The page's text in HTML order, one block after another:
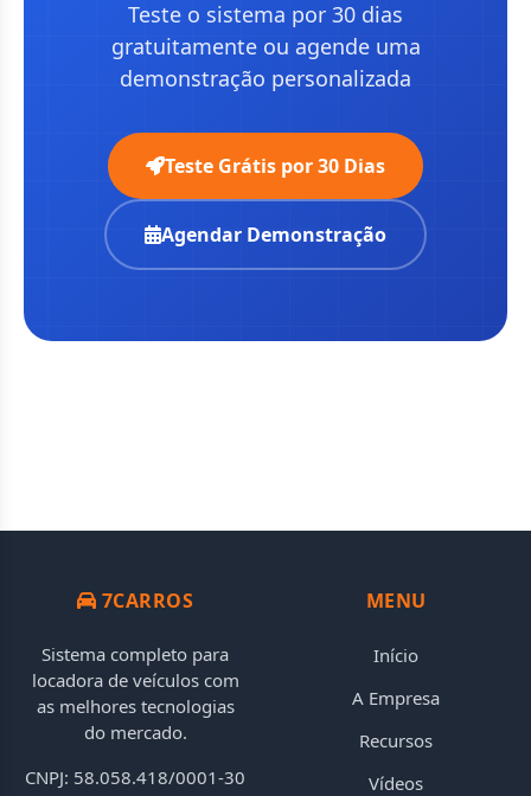
Teste o sistema por 30 dias
gratuitamente ou agende uma
demonstração personalizada
Teste Grátis por 30 Dias
Agendar Demonstração
7CARROS
Sistema completo para
locadora de veículos com
as melhores tecnologias
do mercado.
CNPJ: 58.058.418/0001-30
MENU
Início
A Empresa
Recursos
Vídeos